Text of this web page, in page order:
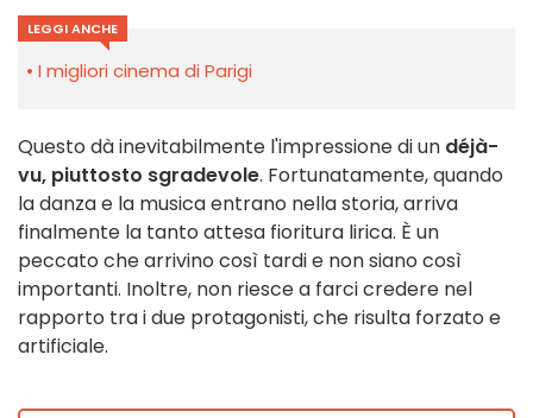
LEGGI ANCHE
I migliori cinema di Parigi
Questo dà inevitabilmente l'impressione di un déjà-
vu, piuttosto sgradevole. Fortunatamente, quando
la danza e la musica entrano nella storia, arriva
finalmente la tanto attesa fioritura lirica. È un
peccato che arrivino così tardi e non siano così
importanti. Inoltre, non riesce a farci credere nel
rapporto tra i due protagonisti, che risulta forzato e
artificiale.